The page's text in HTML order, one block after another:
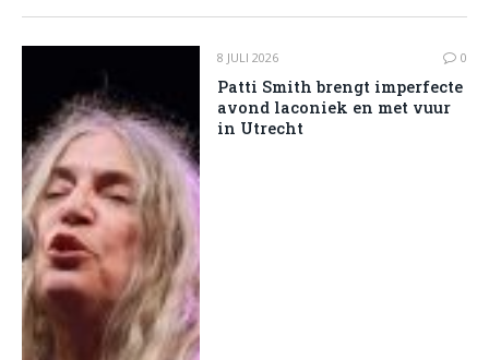
8 JULI 2026 0
Patti Smith brengt imperfecte
avond laconiek en met vuur
in Utrecht